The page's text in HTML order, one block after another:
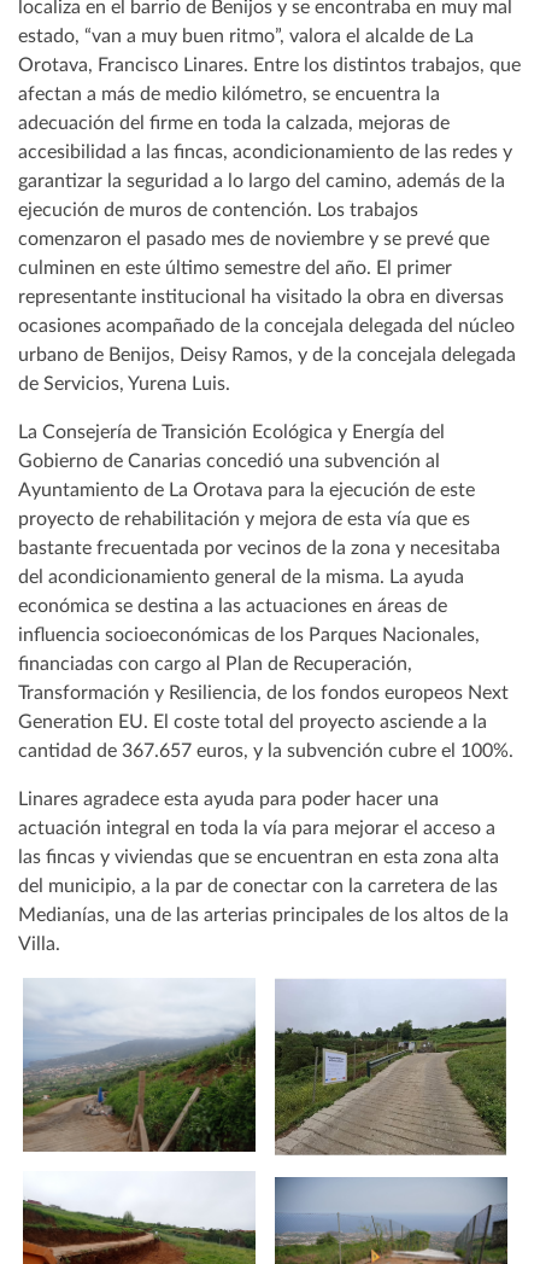
localiza en el barrio de Benijos y se encontraba en muy mal
estado, “van a muy buen ritmo”, valora el alcalde de La
Orotava, Francisco Linares. Entre los distintos trabajos, que
afectan a más de medio kilómetro, se encuentra la
adecuación del firme en toda la calzada, mejoras de
accesibilidad a las fincas, acondicionamiento de las redes y
garantizar la seguridad a lo largo del camino, además de la
ejecución de muros de contención. Los trabajos
comenzaron el pasado mes de noviembre y se prevé que
culminen en este último semestre del año. El primer
representante institucional ha visitado la obra en diversas
ocasiones acompañado de la concejala delegada del núcleo
urbano de Benijos, Deisy Ramos, y de la concejala delegada
de Servicios, Yurena Luis.
La Consejería de Transición Ecológica y Energía del
Gobierno de Canarias concedió una subvención al
Ayuntamiento de La Orotava para la ejecución de este
proyecto de rehabilitación y mejora de esta vía que es
bastante frecuentada por vecinos de la zona y necesitaba
del acondicionamiento general de la misma. La ayuda
económica se destina a las actuaciones en áreas de
influencia socioeconómicas de los Parques Nacionales,
financiadas con cargo al Plan de Recuperación,
Transformación y Resiliencia, de los fondos europeos Next
Generation EU. El coste total del proyecto asciende a la
cantidad de 367.657 euros, y la subvención cubre el 100%.
Linares agradece esta ayuda para poder hacer una
actuación integral en toda la vía para mejorar el acceso a
las fincas y viviendas que se encuentran en esta zona alta
del municipio, a la par de conectar con la carretera de las
Medianías, una de las arterias principales de los altos de la
Villa.